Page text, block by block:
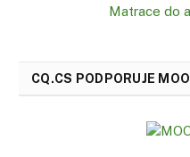
Matrace do
CQ.CS PODPORUJE